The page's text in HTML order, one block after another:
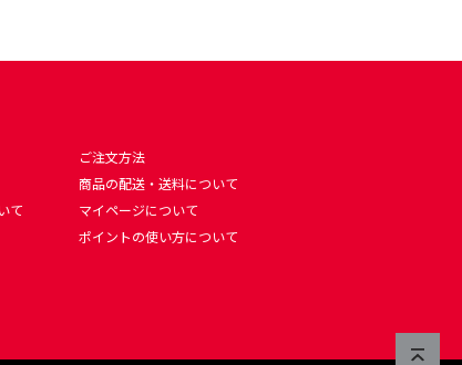
て
ご注文方法
商品の配送・送料について
マイページについて
ポイントの使い方について